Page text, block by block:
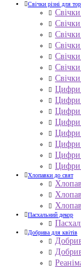
Свічки різні для
Цифри
Цифри
Цифри
Цифри
Цифри
Цифри
Цифри
Цифри
Хлопавки до свят
Пасхальний декор
Добрива для квітів